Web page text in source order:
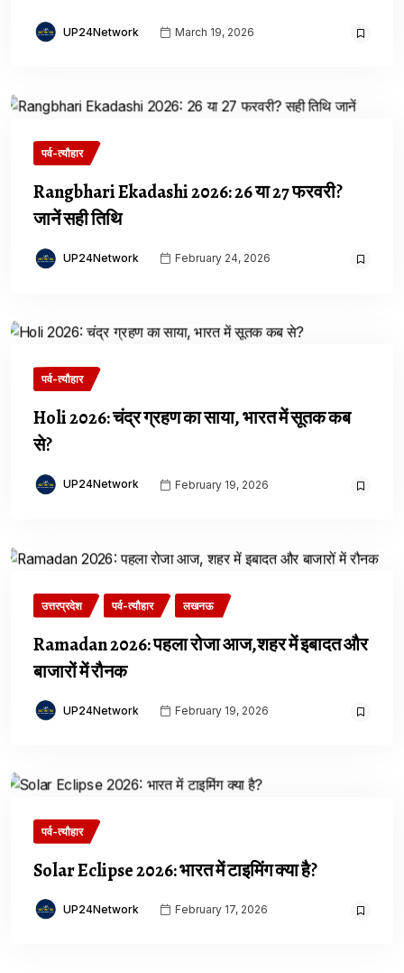
UP24Network March 19, 2026
पर्व-त्यौहार
Rangbhari Ekadashi 2026: 26 या 27 फरवरी?
जानें सही तिथि
UP24Network February 24, 2026
पर्व-त्यौहार
Holi 2026: चंद्र ग्रहण का साया, भारत में सूतक कब
से?
UP24Network February 19, 2026
उत्तरप्रदेश पर्व-त्यौहार लखनऊ
Ramadan 2026: पहला रोजा आज,शहर में इबादत और
बाजारों में रौनक
UP24Network February 19, 2026
पर्व-त्यौहार
Solar Eclipse 2026: भारत में टाइमिंग क्या है?
UP24Network February 17, 2026